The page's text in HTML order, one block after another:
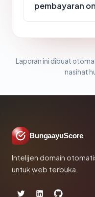
pembayaran
Laporan ini dibuat
nasihat
BungaayuScore
Intelijen domain
untuk web terbuka.